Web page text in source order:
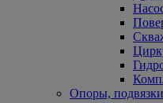
Опоры, подвязки